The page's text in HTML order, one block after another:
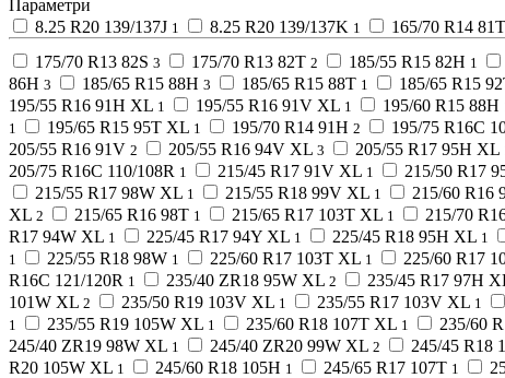
Параметри
8.25 R20 139/137J 1 8.25 R20 139/137K 1 165/70 R14 81T
175/70 R13 82S 3 175/70 R13 82T 2 185/55 R15 82H 1
86H 3 185/65 R15 88H 3 185/65 R15 88T 1 185/65 R15
195/55 R16 91H XL 1 195/55 R16 91V XL 1 195/60 R15 88H
1 195/65 R15 95T XL 1 195/70 R14 91H 2 195/75 R16C
205/55 R16 91V 2 205/55 R16 94V XL 3 205/55 R17 95H XL
205/75 R16C 110/108R 1 215/45 R17 91V XL 1 215/50 R17
215/55 R17 98W XL 1 215/55 R18 99V XL 1 215/60 R16
XL 2 215/65 R16 98T 1 215/65 R17 103T XL 1 215/70
R17 94W XL 1 225/45 R17 94Y XL 1 225/45 R18 95H XL 1
1 225/55 R18 98W 1 225/60 R17 103T XL 1 225/60 R17
R16C 121/120R 1 235/40 ZR18 95W XL 2 235/45 R17 97H
101W XL 2 235/50 R19 103V XL 1 235/55 R17 103V XL 1
1 235/55 R19 105W XL 1 235/60 R18 107T XL 1 235/60
245/40 ZR19 98W XL 1 245/40 ZR20 99W XL 2 245/45 R18
R20 105W XL 1 245/60 R18 105H 1 245/65 R17 107T 1